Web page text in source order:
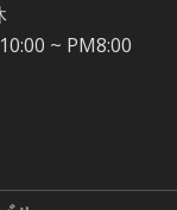
~ PM8:00